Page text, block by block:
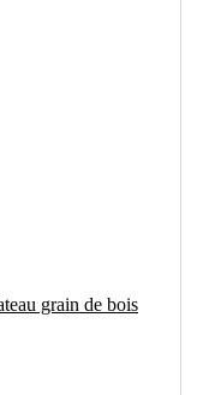
grain de bois